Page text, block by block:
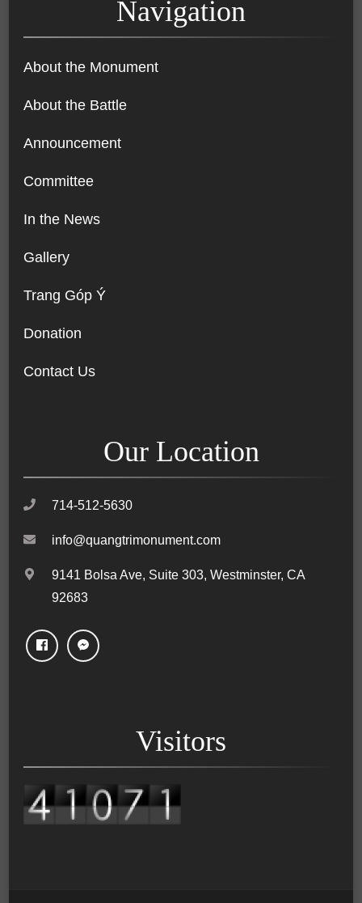
Navigation
About the Monument
About the Battle
Announcement
Committee
In the News
Gallery
Trang Góp Ý
Donation
Contact Us
Our Location
714-512-5630
info@quangtrimonument.com
9141 Bolsa Ave, Suite 303, Westminster, CA
92683
Visitors